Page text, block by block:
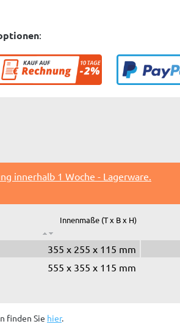
:
innerhalb 1 Woche - Lagerware.
Innenmaße (T x B x H)
355 x 255 x 115 mm
555 x 355 x 115 mm
finden Sie hier.